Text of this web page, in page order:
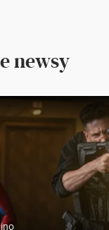
newsy